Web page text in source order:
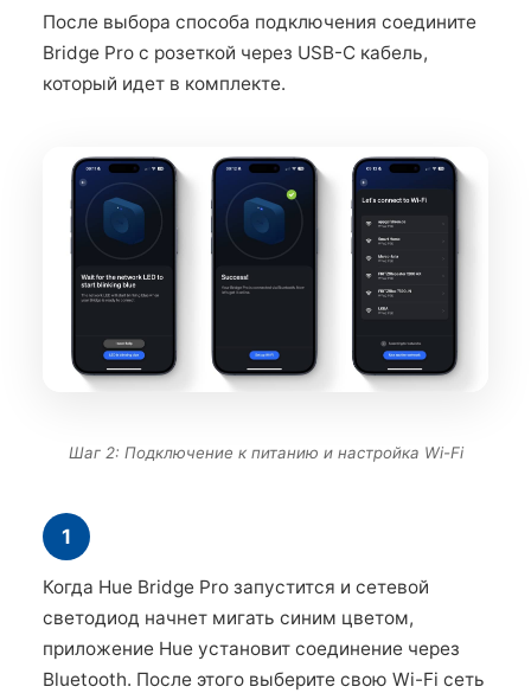
После выбора способа подключения соедините
Bridge Pro с розеткой через USB-C кабель,
который идет в комплекте.
Шаг 2: Подключение к питанию и настройка Wi-Fi
1
Когда Hue Bridge Pro запустится и сетевой
светодиод начнет мигать синим цветом,
приложение Hue установит соединение через
Bluetooth. После этого выберите свою Wi-Fi сеть